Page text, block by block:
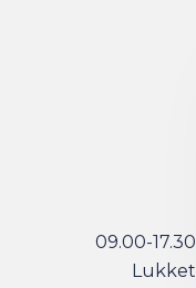
09.00-17.30
Lukket